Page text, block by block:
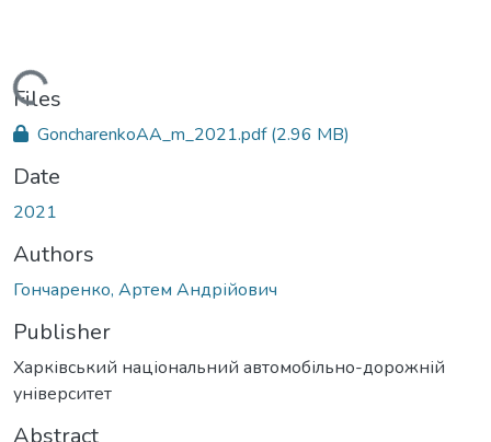
Loading...
Files
GoncharenkoAA_m_2021.pdf(2.96 MB)
Date
2021
Authors
Гончаренко, Артем Андрійович
Publisher
Харківський національний автомобільно-дорожній
університет
Abstract